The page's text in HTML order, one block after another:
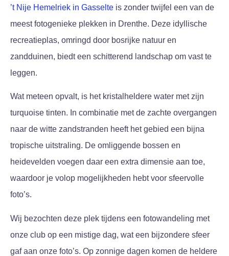
’t Nije Hemelriek in Gasselte is zonder twijfel een van de
meest fotogenieke plekken in Drenthe. Deze idyllische
recreatieplas, omringd door bosrijke natuur en
zandduinen, biedt een schitterend landschap om vast te
leggen.
Wat meteen opvalt, is het kristalheldere water met zijn
turquoise tinten. In combinatie met de zachte overgangen
naar de witte zandstranden heeft het gebied een bijna
tropische uitstraling. De omliggende bossen en
heidevelden voegen daar een extra dimensie aan toe,
waardoor je volop mogelijkheden hebt voor sfeervolle
foto’s.
Wij bezochten deze plek tijdens een fotowandeling met
onze club op een mistige dag, wat een bijzondere sfeer
gaf aan onze foto’s. Op zonnige dagen komen de heldere